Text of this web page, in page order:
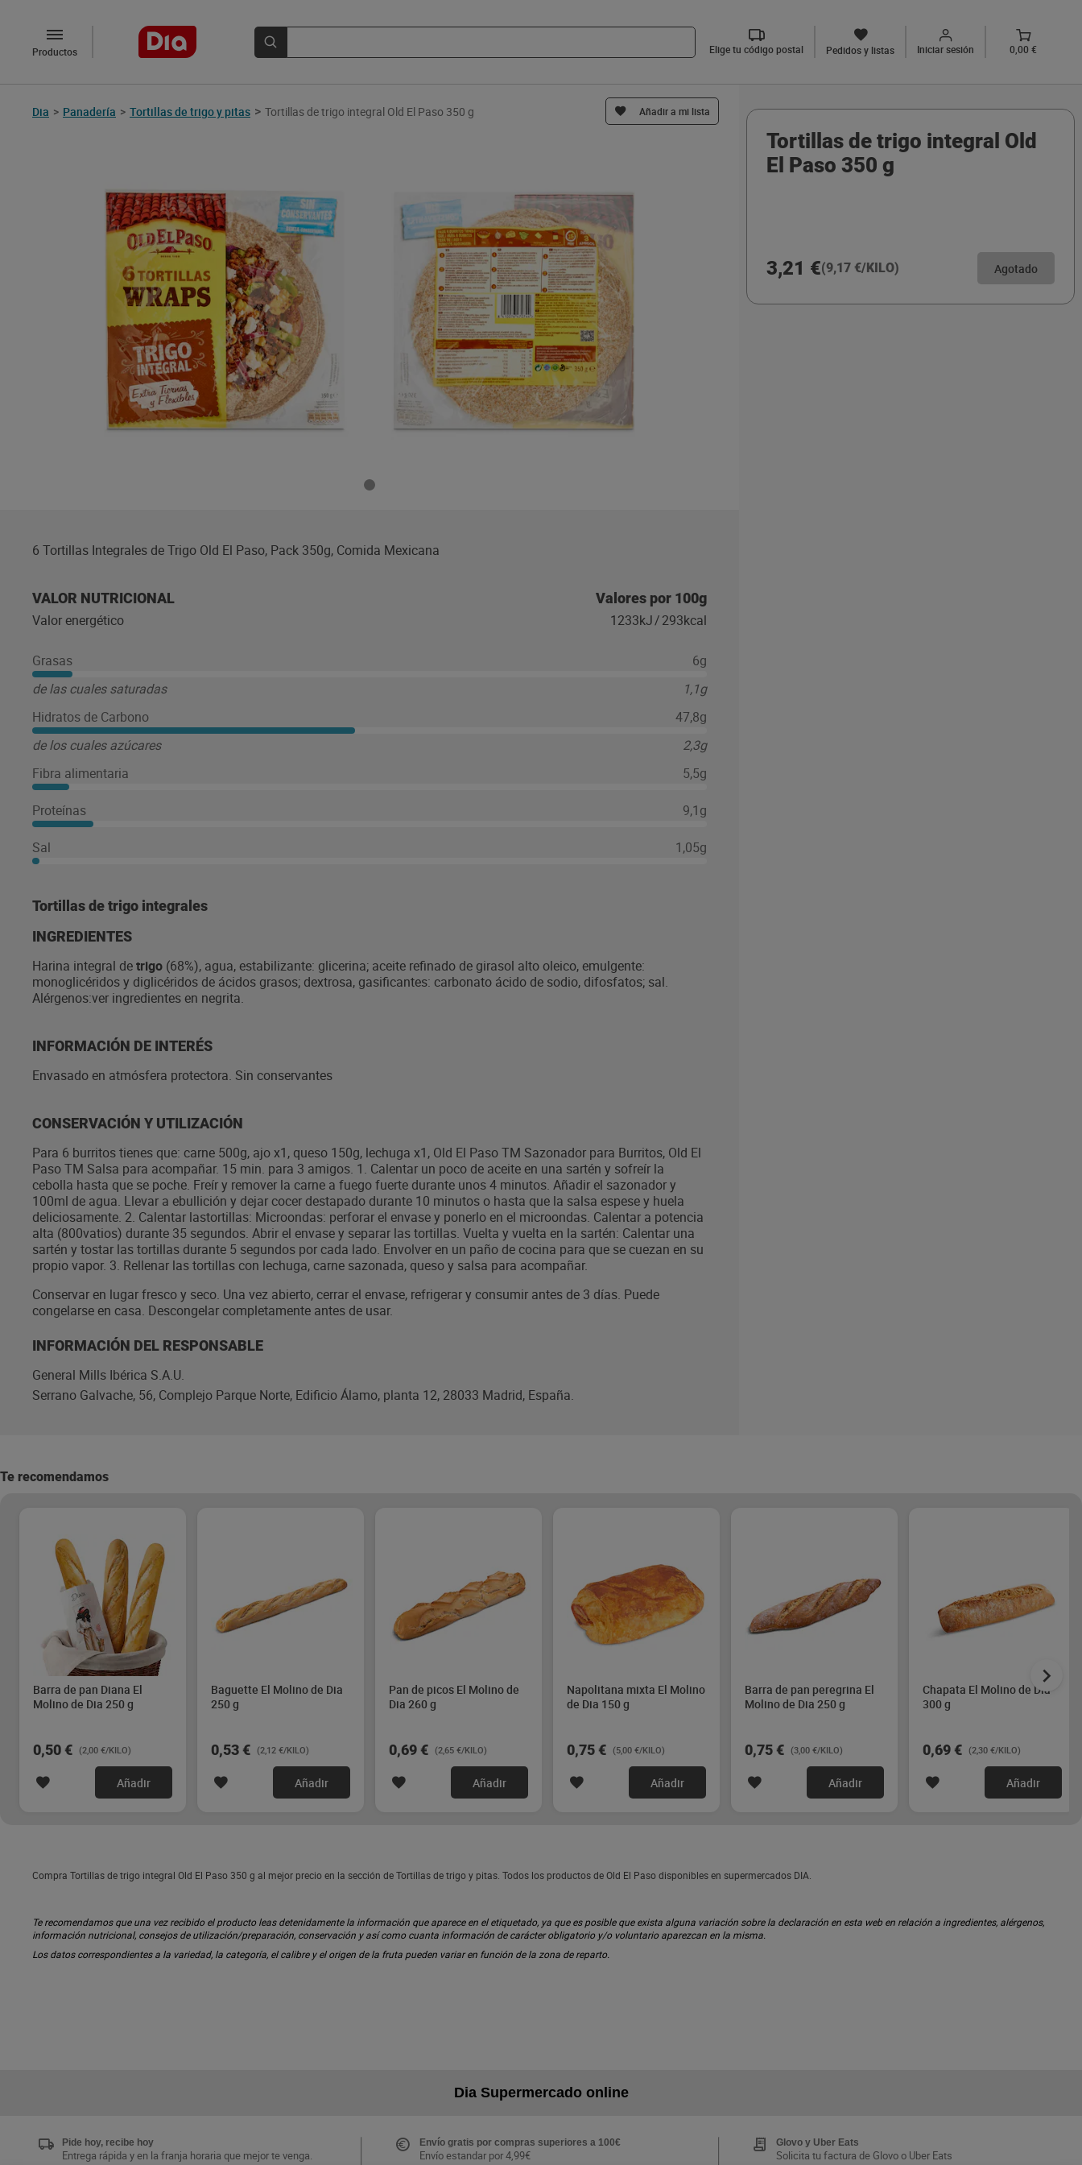
Productos Elige tu código postal Pedidos y listas Iniciar sesión 0,00 €
Dia > Panadería > Tortillas de trigo y pitas > Tortillas de trigo integral Old El Paso 350 g Añadir a mi lista
6 Tortillas Integrales de Trigo Old El Paso, Pack 350g, Comida Mexicana
VALOR NUTRICIONAL Valores por 100g
Valor energético 1233kJ/293kcal
Grasas
6g
de las cuales saturadas
1,1g
Hidratos de Carbono
47,8g
de los cuales azúcares
2,3g
Fibra alimentaria
5,5g
Proteínas 9,1g
Sal 1,05g
Tortillas de trigo integrales
INGREDIENTES
Harina integral detrigo (68%), agua, estabilizante: glicerina; aceite refinado de girasol alto oleico, emulgente:
monoglicéridos y diglicéridos de ácidos grasos; dextrosa, gasificantes: carbonato ácido de sodio, difosfatos; sal.
Alérgenos:ver ingredientes en negrita.
INFORMACIÓN DE INTERÉS
Envasado en atmósfera protectora. Sin conservantes
CONSERVACIÓN Y UTILIZACIÓN
Para 6 burritos tienes que: carne 500g, ajo x1, queso 150g, lechuga x1, Old El Paso TM Sazonador para Burritos, Old El
Paso TM Salsa para acompañar. 15 min. para 3 amigos. 1. Calentar un poco de aceite en una sartén y sofreír la
cebolla hasta que se poche. Freír y remover la carne a fuego fuerte durante unos 4 minutos. Añadir el sazonador y
100ml de agua. Llevar a ebullición y dejar cocer destapado durante 10 minutos o hasta que la salsa espese y huela
deliciosamente. 2. Calentar lastortillas: Microondas: perforar el envase y ponerlo en el microondas. Calentar a potencia
alta (800vatios) durante 35 segundos. Abrir el envase y separar las tortillas. Vuelta y vuelta en la sartén: Calentar una
sartén y tostar las tortillas durante 5 segundos por cada lado. Envolver en un paño de cocina para que se cuezan en su
propio vapor. 3. Rellenar las tortillas con lechuga, carne sazonada, queso y salsa para acompañar.
Conservar en lugar fresco y seco. Una vez abierto, cerrar el envase, refrigerar y consumir antes de 3 días. Puede
congelarse en casa. Descongelar completamente antes de usar.
INFORMACIÓN DEL RESPONSABLE
General Mills Ibérica S.A.U.
Serrano Galvache, 56, Complejo Parque Norte, Edificio Álamo, planta 12, 28033 Madrid, España.
Tortillas de trigo integral Old
El Paso 350 g
3,21 €(9,17 €/KILO) Agotado
Te recomendamos
Barra de pan Diana El
Molino de Dia 250 g
0,50 € (2,00 €/KILO)
Añadir
Baguette El Molino de Dia
250 g
0,53 € (2,12 €/KILO)
Añadir
Pan de picos El Molino de
Dia 260 g
0,69 € (2,65 €/KILO)
Añadir
Napolitana mixta El Molino
de Dia 150 g
0,75 € (5,00 €/KILO)
Añadir
Barra de pan peregrina El
Molino de Dia 250 g
0,75 € (3,00 €/KILO)
Añadir
Chapata El Molino de Dia
300 g
0,69 € (2,30 €/KILO)
Añadir
Compra Tortillas de trigo integral Old El Paso 350 g al mejor precio en la sección de Tortillas de trigo y pitas. Todos los productos de Old El Paso disponibles en supermercados DIA.
Te recomendamos que una vez recibido el producto leas detenidamente la información que aparece en el etiquetado, ya que es posible que exista alguna variación sobre la declaración en esta web en relación a ingredientes, alérgenos,
información nutricional, consejos de utilización/preparación, conservación y así como cuanta información de carácter obligatorio y/o voluntario aparezcan en la misma.
Los datos correspondientes a la variedad, la categoría, el calibre y el origen de la fruta pueden variar en función de la zona de reparto.
Dia Supermercado online
Pide hoy, recibe hoy
Entrega rápida y en la franja horaria que mejor te venga.
Envío gratis por compras superiores a 100€
Envío estandar por 4,99€
Glovo y Uber Eats
Solicita tu factura de Glovo o Uber Eats